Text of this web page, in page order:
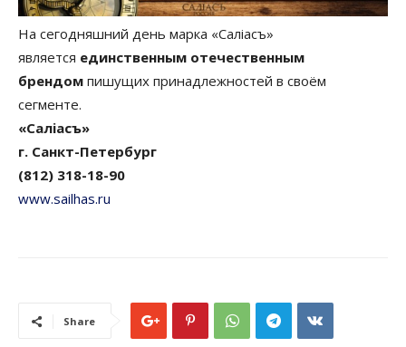
На сегодняшний день марка «Салiасъ»
является единственным отечественным
брендом пишущих принадлежностей в своём
сегменте.
«Салiасъ»
г. Санкт-Петербург
(812) 318-18-90
www.sailhas.ru
Share